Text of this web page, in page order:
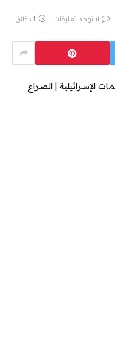
لا توجد تعليقات 1 دقائق